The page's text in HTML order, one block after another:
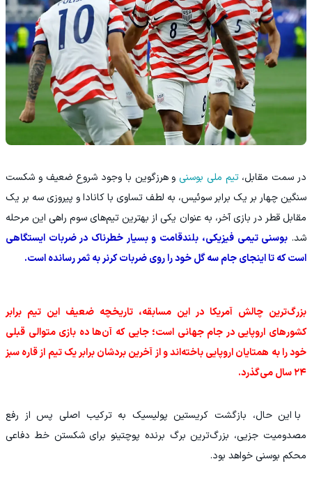
در سمت مقابل،تیم ملی بوسنی و هرزگوین با وجود شروع ضعیف و شکست
سنگین چهار بر یک برابر سوئیس، به لطف تساوی با کانادا و پیروزی سه بر یک
مقابل قطر در بازی آخر، به عنوان یکی از بهترین تیم‌های سوم راهی این مرحله
شد. بوسنی تیمی فیزیکی، بلندقامت و بسیار خطرناک در ضربات ایستگاهی
است که تا اینجای جام سه گل خود را روی ضربات کرنر به ثمر رسانده است.
بزرگ‌ترین چالش آمریکا در این مسابقه، تاریخچه ضعیف این تیم برابر
کشورهای اروپایی در جام جهانی است؛ جایی که آن‌ها ده بازی متوالی قبلی
خود را به همتایان اروپایی باخته‌اند و از آخرین بردشان برابر یک تیم از قاره سبز
۲۴ سال می‌گذرد.
با این حال، بازگشت کریستین پولیسیک به ترکیب اصلی پس از رفع
مصدومیت جزیی، بزرگ‌ترین برگ برنده پوچتینو برای شکستن خط دفاعی
محکم بوسنی خواهد بود.